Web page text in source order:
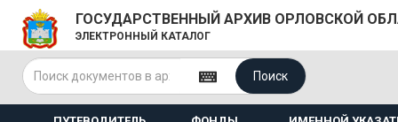
ГОСУДАРСТВЕННЫЙ АРХИВ ОРЛОВСКОЙ
ЭЛЕКТРОННЫЙ КАТАЛОГ
Поиск